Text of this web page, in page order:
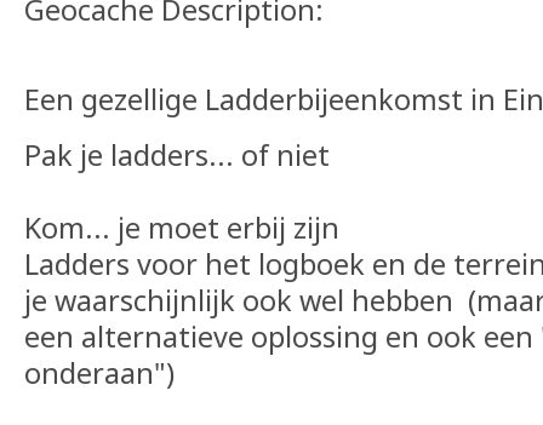
Geocache Description:
Een gezellige Ladderbijeenkomst in
Pak je ladders... of niet
Kom... je moet erbij zijn
Ladders voor het logboek en de
je waarschijnlijk ook wel hebben
een alternatieve oplossing en ook
onderaan")